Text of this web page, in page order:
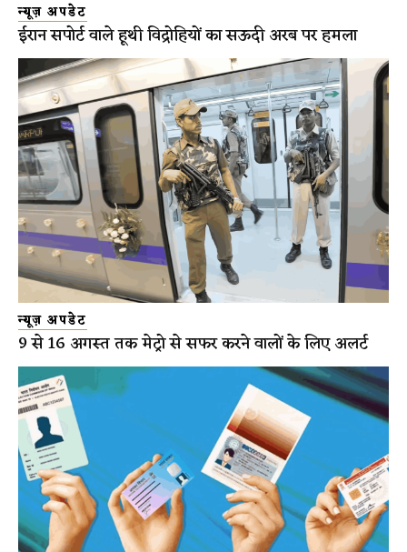
न्यूज़ अपडेट
ईरान सपोर्ट वाले हूथी विद्रोहियों का सऊदी अरब पर हमला
न्यूज़ अपडेट
9 से 16 अगस्त तक मेट्रो से सफर करने वालों के लिए अलर्ट